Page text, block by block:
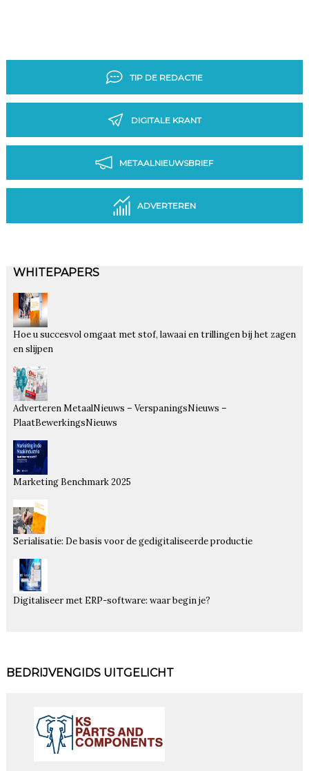
TIP DE REDACTIE
DIGITALE KRANT
METAALNIEUWSBRIEF
ADVERTEREN
WHITEPAPERS
Hoe u succesvol omgaat met stof, lawaai en trillingen bij het zagen
en slijpen
Adverteren MetaalNieuws – VerspaningsNieuws –
PlaatBewerkingsNieuws
Marketing Benchmark 2025
Serialisatie: De basis voor de gedigitaliseerde productie
Digitaliseer met ERP-software: waar begin je?
BEDRIJVENGIDS UITGELICHT